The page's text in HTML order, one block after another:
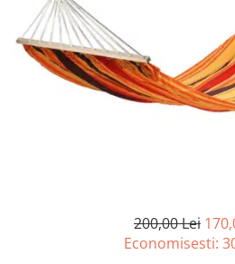
Articole mobila
Articole organizare
Articole Sportive
Accesorii gips carton
200,00 Lei
Economisesti: